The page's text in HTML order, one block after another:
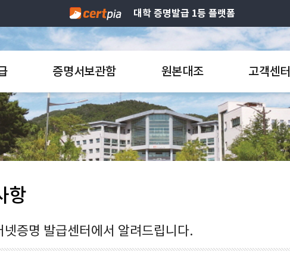
대학 증명발급 1등 플랫폼
증명서보관함 원본대조 고객센터
항
넷증명 발급센터에서 알려드립니다.